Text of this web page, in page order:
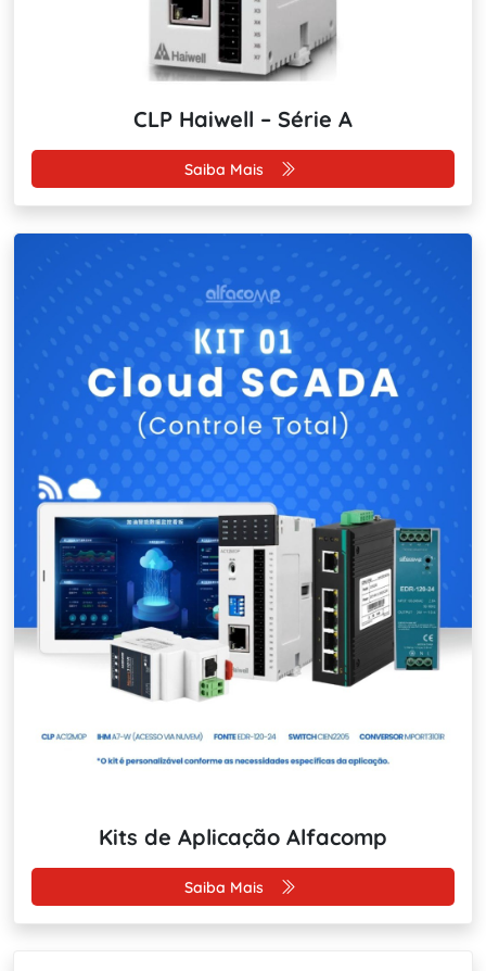
CLP Haiwell – Série A
Saiba Mais
Kits de Aplicação Alfacomp
Saiba Mais